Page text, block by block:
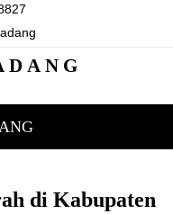
di Kabupaten